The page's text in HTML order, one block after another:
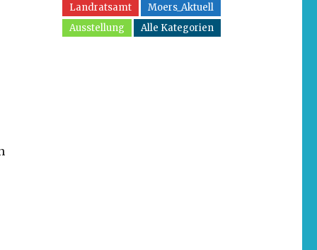
Landratsamt
Moers_Aktuell
Ausstellung
Alle Kategorien